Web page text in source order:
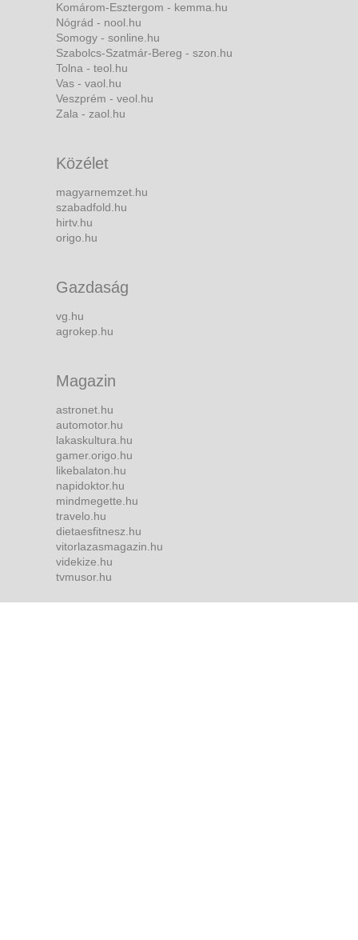
Komárom-Esztergom - kemma.hu
Nógrád - nool.hu
Somogy - sonline.hu
Szabolcs-Szatmár-Bereg - szon.hu
Tolna - teol.hu
Vas - vaol.hu
Veszprém - veol.hu
Zala - zaol.hu
Közélet
magyarnemzet.hu
szabadfold.hu
hirtv.hu
origo.hu
Gazdaság
vg.hu
agrokep.hu
Magazin
astronet.hu
automotor.hu
lakaskultura.hu
gamer.origo.hu
likebalaton.hu
napidoktor.hu
mindmegette.hu
travelo.hu
dietaesfitnesz.hu
vitorlazasmagazin.hu
videkize.hu
tvmusor.hu